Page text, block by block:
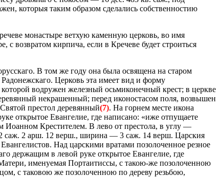
которыя таким образом сделались собственностию
монастыре ветхую каменную церковь, во имя
возвратом кирпича, если в Кречеве будет строиться
В том же году она была освящена на старом
Церковь эта имеет вид и форму
водружен железный осьмиконечный крест; в церкве
некрашенный; перед иконостасом поля, возвышен
престол деревянный(7). На горнем месте икона
открытое Евангелие, где написано: «иже отпущаете
Крестителем. В лево от престола, в углу —
саж. 2 арш. 12 верш., ширина — 3 саж. 14 верш. Царския
Над царскими вратами позолоченное резное
держащим в левой руке открытое Евангелие, где
именуемая Портаитиссы, с такою-же позолоченною
с таковою же позолоченною по дереву резьбою,